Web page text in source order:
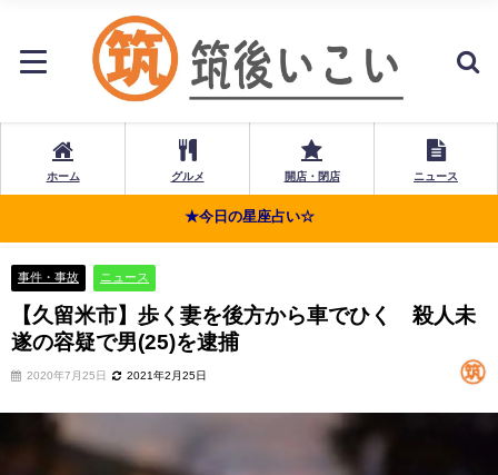
ホーム グルメ 開店・閉店 ニュース
★今日の星座占い☆
事件・事故 ニュース
【久留米市】歩く妻を後方から車でひく 殺人未
遂の容疑で男(25)を逮捕
2020年7月25日 2021年2月25日